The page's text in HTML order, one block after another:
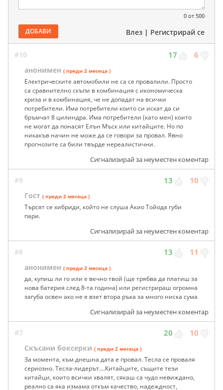
0 от 500
ДОБАВИ Влез | Регистрирай се
#10 17 6
анонимен ( преди 2 месеца )
Електрическите автомобили не са се провалили. Просто
са сравнително скъпи в комбинация с икономическа
криза и в комбинация, че не допадат на всички
потребители. Има потребители които си искат да си
бръмчат 8 цилиндра. Има потребители (като мен) които
не могат да понасят Елън Мъск или китайците. Но по
никакъв начин не може да се говори за провал. Явно
прогнозите са били твърде нереалистични.
Сигнализирай за неуместен коментар
#9 13 10
Гост ( преди 2 месеца )
Търсят се хибриди, който не слуша Акио Тойода губи
пари.
Сигнализирай за неуместен коментар
#8 13 11
анонимен ( преди 2 месеца )
да, купиш ли го или е вечно твой (ще трябва да платиш за
нова батерия след 8-та година) или регистрираш огромна
загуба освен ако не е взет втора ръка за много ниска сума
Сигнализирай за неуместен коментар
#7 20 10
Скъсани боксерки ( преди 2 месеца )
За момента, към днешна дата е провал. Тесла се проваля
сериозно. Тесла-лидерът....Китайците, същите тези
китайци, които всички хвалят, сякаш са чудо невиждано,
реално са яка измама откъм качество, надеждност,